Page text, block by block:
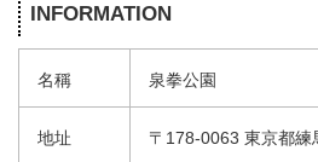
INFORMATION
名稱 泉拳公園
地址
〒178-0063 東京都練